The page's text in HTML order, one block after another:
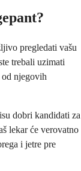
pregledati vašu
trebali uzimati
njegovih
dobri kandidati za
lekar će verovatno
i jetre pre